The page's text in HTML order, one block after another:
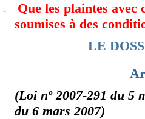
Que les plaintes
soumises à des
LE
(Loi nº 2007-291 du 5
du 6 mars 2007)